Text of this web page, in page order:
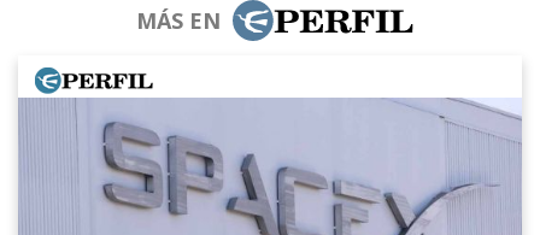
MÁS EN